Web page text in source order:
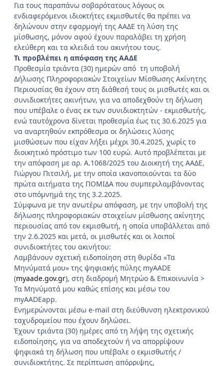
Για τους παραπάνω σοβαρότατους λόγους οι
ενδιαφερόμενοι ιδιοκτήτες εκμισθωτές θα πρέπει να
δηλώνουν στην εφαρμογή της ΑΑΔΕ τη λύση της
μίσθωσης, μόνον αφού έχουν παραλάβει τη χρήση
ελεύθερη και τα κλειδιά του ακινήτου τους.
Τι προβλέπει η απόφαση της ΑΑΔΕ
Προθεσμία τριάντα (30) ημερών από τη υποβολή
Δήλωσης Πληροφοριακών Στοιχείων Μίσθωσης Ακίνητης
Περιουσίας θα έχουν στη διάθεσή τους οι μισθωτές και οι
συνιδιοκτήτες ακινήτων, για να αποδεχθούν τη δήλωση
που υπέβαλε ο ένας εκ των συνιδιοκτητών - εκμισθωτής,
ενώ ταυτόχρονα δίνεται προθεσμία έως τις 30.6.2025 για
να αναρτηθούν εκπρόθεσμα οι δηλώσεις λύσης
μισθώσεων που είχαν λήξει μέχρι 30.4.2025, χωρίς το
διοικητικό πρόστιμο των 100 ευρώ. Αυτό προβλέπεται με
την απόφαση με αρ. Α.1068/2025 του Διοικητή της ΑΑΔΕ,
Γιώργου Πιτσιλή, με την οποία ικανοποιούνται τα δύο
πρώτα αιτήματα της ΠΟΜΙΔΑ που συμπεριλαμβάνοντας
στο υπόμνημά της της 3.2.2025.
Σύμφωνα με την ανωτέρω απόφαση, με την υποβολή της
δήλωσης πληροφοριακών στοιχείων μίσθωσης ακίνητης
περιουσίας από τον εκμισθωτή, η οποία υπoβάλλεται από
την 2.6.2025 και μετά, οι μισθωτές και οι λοιποί
συνιδιοκτήτες του ακινήτου:
Λαμβάνουν σχετική ειδοποίηση στη θυρίδα «Τα
Μηνύματά μου» της ψηφιακής πύλης myAADE
(myaade.gov.gr), στη διαδρομή Μητρώο & Επικοινωνία >
Τα Μηνύματά μου καθώς επίσης και μέσω του
myAADEapp.
Ενημερώνονται μέσω e-mail στη διεύθυνση ηλεκτρονικού
ταχυδρομείου που έχουν δηλώσει.
Έχουν τριάντα (30) ημέρες από τη λήψη της σχετικής
ειδοποίησης, για να αποδεχτούν ή να απορρίψουν
ψηφιακά τη δήλωση που υπέβαλε ο εκμισθωτής /
συνιδιοκτήτης. Σε περίπτωση απόρριψης,